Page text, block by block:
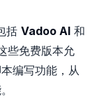
括 Vadoo AI 和
些免费版本允
编写功能，从